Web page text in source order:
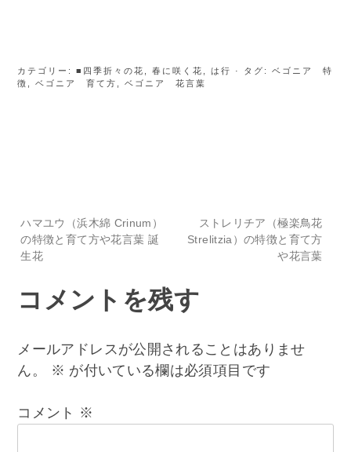
カテゴリー:■四季折々の花 ,春に咲く花 ,は行 · タグ:ベゴニア 特
徴
,ベゴニア 育て方 ,ベゴニア 花言葉
投
稿
ナ
ビ
ゲ
ー
ハマユウ（浜木綿 Crinum）
の特徴と育て方や花言葉 誕
生花
ストレリチア（極楽鳥花
Strelitzia）の特徴と育て方
や花言葉
コメントを残す
メールアドレスが公開されることはありませ
ん。
※ が付いている欄は必須項目です
コメント ※